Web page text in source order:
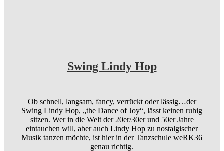
Swing Lindy Hop
Ob schnell, langsam, fancy, verrückt oder lässig…der
Swing Lindy Hop, „the Dance of Joy“, lässt keinen ruhig
sitzen. Wer in die Welt der 20er/30er und 50er Jahre
eintauchen will, aber auch Lindy Hop zu nostalgischer
Musik tanzen möchte, ist hier in der Tanzschule weRK36
genau richtig.